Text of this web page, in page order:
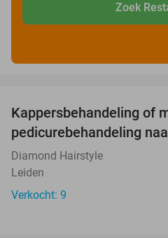
Zoek
Kappersbehandeling of
pedicurebehandeling
Diamond Hairstyle
Leiden
Verkocht: 9